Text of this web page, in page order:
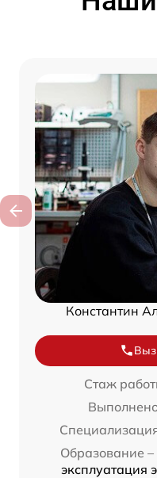
Константин
Стаж
Образование –
эксплуатация